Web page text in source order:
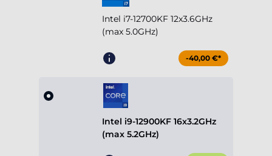
Intel i7-12700KF 12x3.6GHz
(max 5.0GHz)
-40,00 €*
Intel i9-12900KF 16x3.2GHz
(max 5.2GHz)